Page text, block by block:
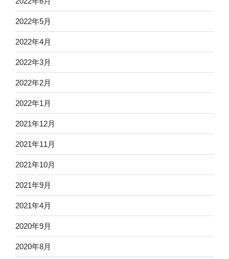
2022年5月
2022年4月
2022年3月
2022年2月
2022年1月
2021年12月
2021年11月
2021年10月
2021年9月
2021年4月
2020年9月
2020年8月